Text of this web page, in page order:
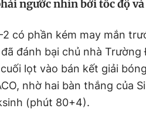
ngước nhìn bởi tốc độ
có phần kém may mắn
đã đánh bại chủ nhà
lọt vào bán kết giải
nhờ hai bàn thắng của
(phút 80+4).